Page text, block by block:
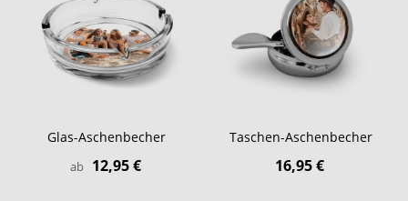
Glas-Aschenbecher
ab 12,95 €
Taschen-Aschenbecher
16,95 €